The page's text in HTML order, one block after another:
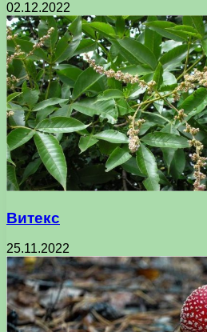
02.12.2022
Витекс
25.11.2022